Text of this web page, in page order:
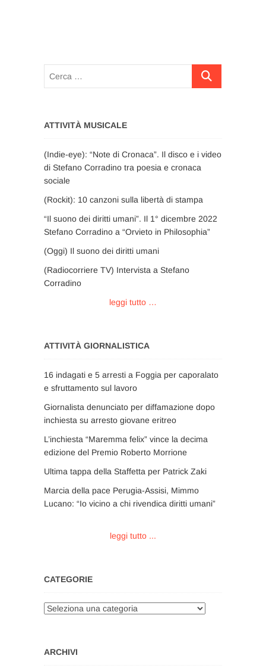
Cerca
ATTIVITÀ MUSICALE
(Indie-eye): “Note di Cronaca”. Il disco e i video
di Stefano Corradino tra poesia e cronaca
sociale
(Rockit): 10 canzoni sulla libertà di stampa
“Il suono dei diritti umani”. Il 1° dicembre 2022
Stefano Corradino a “Orvieto in Philosophia”
(Oggi) Il suono dei diritti umani
(Radiocorriere TV) Intervista a Stefano
Corradino
leggi tutto …
ATTIVITÀ GIORNALISTICA
16 indagati e 5 arresti a Foggia per caporalato
e sfruttamento sul lavoro
Giornalista denunciato per diffamazione dopo
inchiesta su arresto giovane eritreo
L’inchiesta “Maremma felix” vince la decima
edizione del Premio Roberto Morrione
Ultima tappa della Staffetta per Patrick Zaki
Marcia della pace Perugia-Assisi, Mimmo
Lucano: “Io vicino a chi rivendica diritti umani”
leggi tutto ...
CATEGORIE
Categorie
ARCHIVI